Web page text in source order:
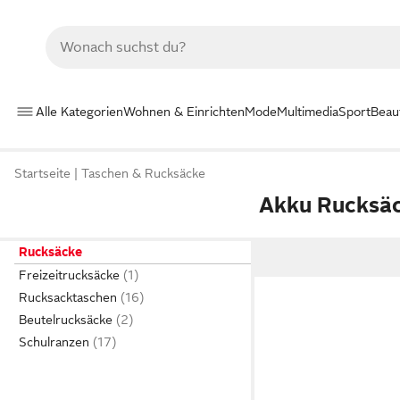
Alle KategorienWohnen & EinrichtenModeMultimediaSport
Startseite Taschen & Rucksäcke
Akku
Rucksäcke
Freizeitrucksäcke
Rucksacktaschen
Beutelrucksäcke
Schulranzen